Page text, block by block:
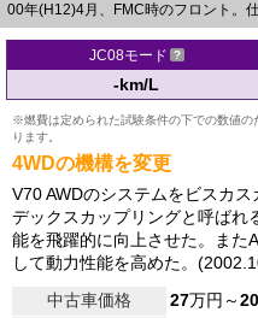
00年(H12)4月、FMC時のフロント。
JC08モード
-km/L
※燃費は定められた試験条件の下での数値の
ります。
4WDの機構を変更
V70 AWDのシステムをビスカ
デックスカップリングと呼ばれ
能を飛躍的に向上させた。また
して動力性能を高めた。
中古車価格
27万円～